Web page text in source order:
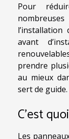
Pour
l’installation
avant
prendre
au mieux
sert de guide.
C’est
Les